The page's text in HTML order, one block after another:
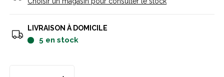
LIVRAISON À DOMICILE
5 en stock